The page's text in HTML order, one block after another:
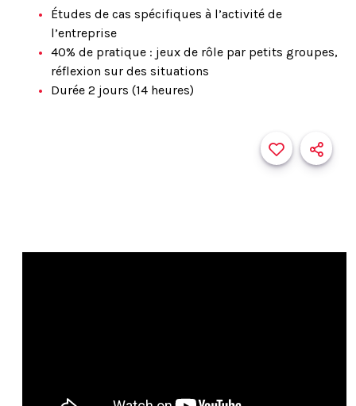
Études de cas spécifiques à l’activité de
l’entreprise
40% de pratique : jeux de rôle par petits groupes,
réflexion sur des situations
Durée 2 jours (14 heures)